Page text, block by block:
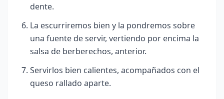
dente.
La escurriremos bien y la pondremos sobre
una fuente de servir, vertiendo por encima la
salsa de berberechos, anterior.
Servirlos bien calientes, acompañados con el
queso rallado aparte.